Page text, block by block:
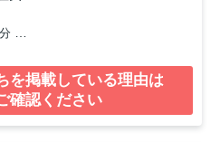
を掲載している理由は
確認ください